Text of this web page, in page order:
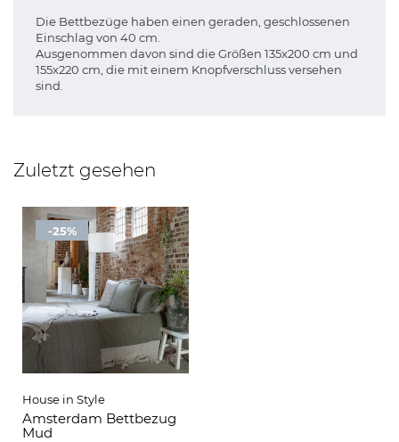
Die Bettbezüge haben einen geraden, geschlossenen
Einschlag von 40 cm.
Ausgenommen davon sind die Größen 135x200 cm und
155x220 cm, die mit einem Knopfverschluss versehen
sind.
Zuletzt gesehen
-25%
House in Style
Amsterdam Bettbezug
Mud